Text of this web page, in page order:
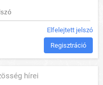
Elfelejtett jelszó
Regisztráció
hírei